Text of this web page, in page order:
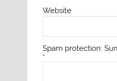
Website
Spam protection:
*